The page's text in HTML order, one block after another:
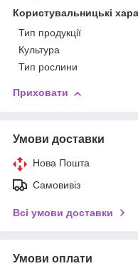
Користувальницькі
Тип продукції
Культура
Тип рослини
Приховати
Умови доставки
Нова Пошта
Самовивіз
Всі умови доставки
Умови оплати